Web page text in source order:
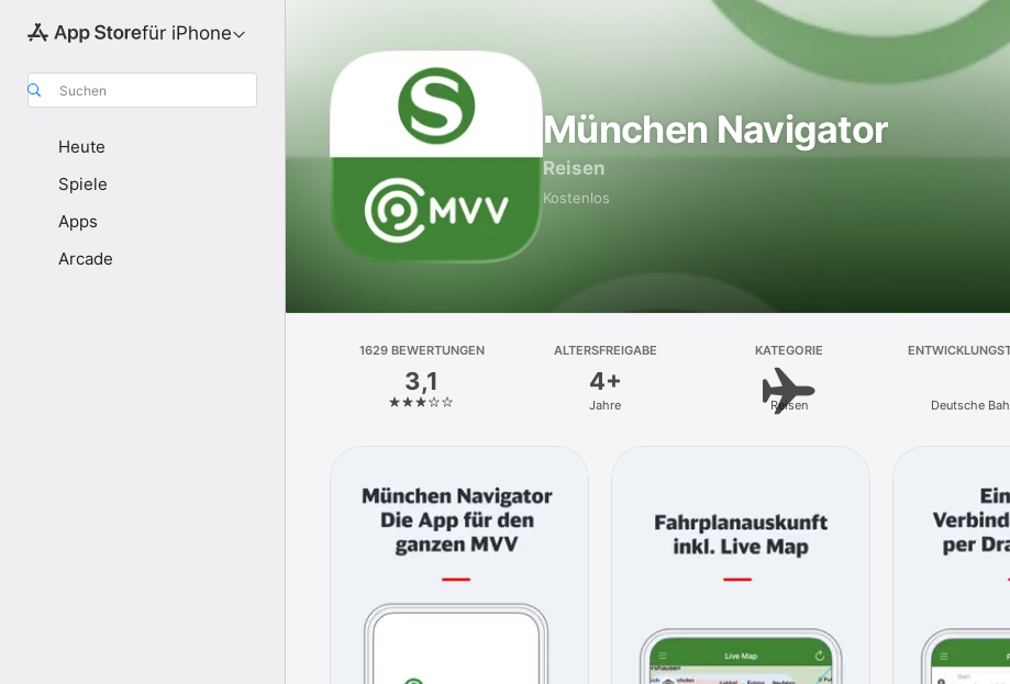
für iPhone
Suchen
Heute
Spiele
Apps
Arcade
München Navigator
Reisen
Kostenlos
1629 BEWERTUNGEN
3,1
ALTERSFREIGABE
4+
Jahre
KATEGORIE
Reisen Deutsche